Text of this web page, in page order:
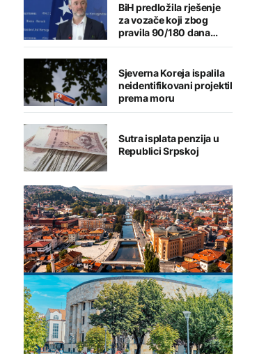
BiH predložila rješenje
za vozače koji zbog
pravila 90/180 dana
imaju probleme u EU
Sjeverna Koreja ispalila
neidentifikovani projektil
prema moru
Sutra isplata penzija u
Republici Srpskoj